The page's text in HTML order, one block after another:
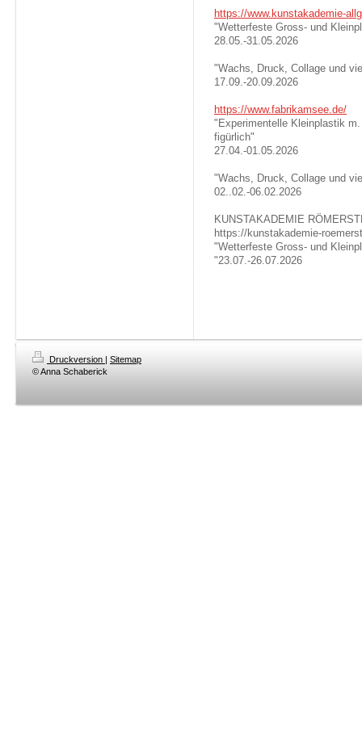
https://www.kunstakademie-
"Wetterfeste Gross- und
28.05.-31.05.2026
"Wachs, Druck, Collage und
17.09.-20.09.2026
https://www.fabri kamsee.de/
"Experimentelle Kleinplastik
figürlich"
27.04.-01.05.2026
"Wachs, Druck, Collage und
02..02.-06.02.2026
KUNSTAKADEMIE
https://kunstakademie-
"Wetterfeste Gross- und
"23.07.-26.07.2026
Druckversion | Sitemap
© Anna Schaberick